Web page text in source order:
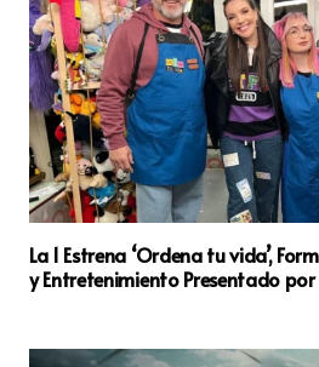
La 1 Estrena ‘Ordena tu vida’,
y Entretenimiento Presentado por